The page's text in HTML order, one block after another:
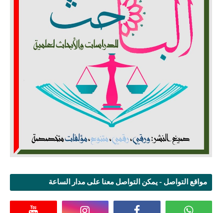
مواقع التواصل - يمكن التواصل معنا على مدار الساعة